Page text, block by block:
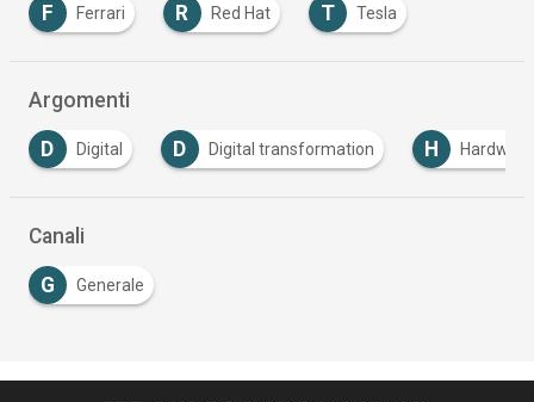
F Ferrari R Red Hat T Tesla
Argomenti
D Digital transformation H Hardware I
Canali
G Generale